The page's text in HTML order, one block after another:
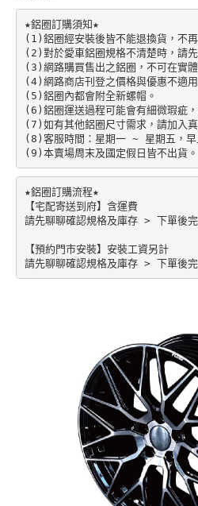
★鋁圈訂購須知★
(1)鋁圈經安裝後皆不能退換貨，不
(2)對於愛車鋁圈規格不清楚時，請
(3)網路購買售出之鋁圈，不可在實體
(4)網路商店刊登之價格與優惠不適
(5)鋁圈內都會附全新螺帽。
(6)鋁圈運送過程可能會有細微瑕疵
(7)如有其他鋁圈尺寸需求，請加入
(8)客服時間：星期一 ~ 星期五，
★鋁圈訂購流程★
【宅配寄送到府】含運費
請先聊聊確認規格及庫存 > 下單後
【預約門市安裝】安裝工資另計